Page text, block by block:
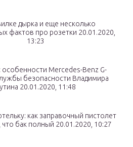
дырка и еще несколько
фактов про розетки 20.01.2020,
13:23
особенности Mercedes-Benz G-
безопасности Владимира
20.01.2020, 11:48
как заправочный пистолет
что бак полный 20.01.2020, 10:27